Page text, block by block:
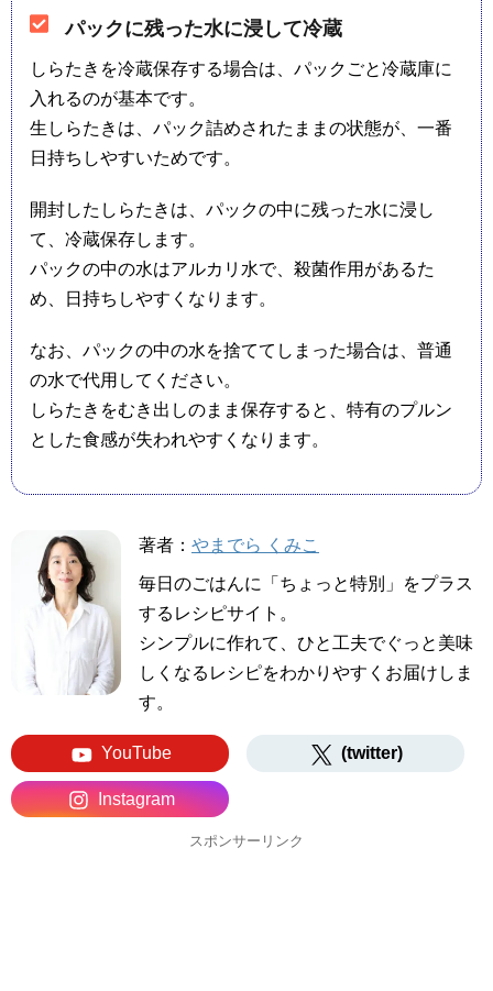
パックに残った水に浸して冷蔵
しらたきを冷蔵保存する場合は、パックごと冷蔵庫に
入れるのが基本です。
生しらたきは、パック詰めされたままの状態が、一番
日持ちしやすいためです。
開封したしらたきは、パックの中に残った水に浸し
て、冷蔵保存します。
パックの中の水はアルカリ水で、殺菌作用があるた
め、日持ちしやすくなります。
なお、パックの中の水を捨ててしまった場合は、普通
の水で代用してください。
しらたきをむき出しのまま保存すると、特有のプルン
とした食感が失われやすくなります。
著者： やまでら くみこ
毎日のごはんに「ちょっと特別」をプラス
するレシピサイト。
シンプルに作れて、ひと工夫でぐっと美味
しくなるレシピをわかりやすくお届けしま
す。
YouTube (twitter)
Instagram
スポンサーリンク